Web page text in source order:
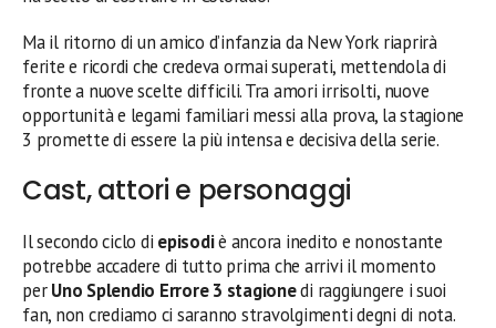
Ma il ritorno di un amico d’infanzia da New York riaprirà
ferite e ricordi che credeva ormai superati, mettendola di
fronte a nuove scelte difficili. Tra amori irrisolti, nuove
opportunità e legami familiari messi alla prova, la stagione
3 promette di essere la più intensa e decisiva della serie.
Cast, attori e personaggi
Il secondo ciclo di episodiè ancora inedito e nonostante
potrebbe accadere di tutto prima che arrivi il momento
perUno Splendio Errore 3 stagionedi raggiungere i suoi
fan, non crediamo ci saranno stravolgimenti degni di nota.